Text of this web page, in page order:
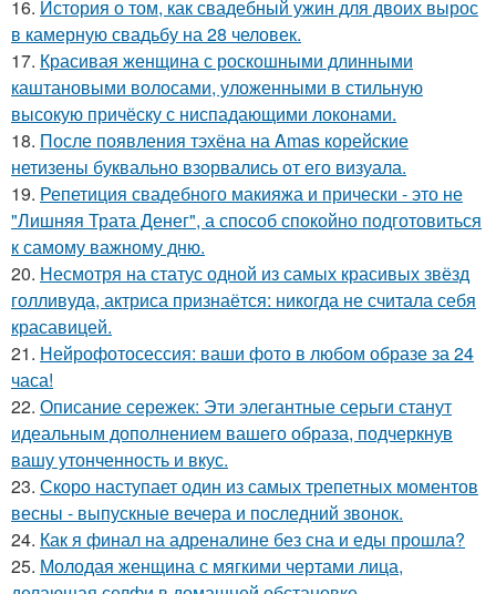
16. История о том, как свадебный ужин для двоих вырос
в камерную свадьбу на 28 человек.
17. Красивая женщина с роскошными длинными
каштановыми волосами, уложенными в стильную
высокую причёску с ниспадающими локонами.
18. После появления тэхёна на Amas корейские
нетизены буквально взорвались от его визуала.
19. Репетиция свадебного макияжа и прически - это не
"Лишняя Трата Денег", а способ спокойно подготовиться
к самому важному дню.
20. Несмотря на статус одной из самых красивых звёзд
голливуда, актриса признаётся: никогда не считала себя
красавицей.
21. Нейрофотосессия: ваши фото в любом образе за 24
часа!
22. Описание сережек: Эти элегантные серьги станут
идеальным дополнением вашего образа, подчеркнув
вашу утонченность и вкус.
23. Скоро наступает один из самых трепетных моментов
весны - выпускные вечера и последний звонок.
24. Как я финал на адреналине без сна и еды прошла?
25. Молодая женщина с мягкими чертами лица,